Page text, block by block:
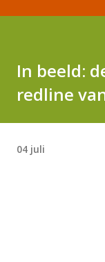
In beeld:
redline
04 juli